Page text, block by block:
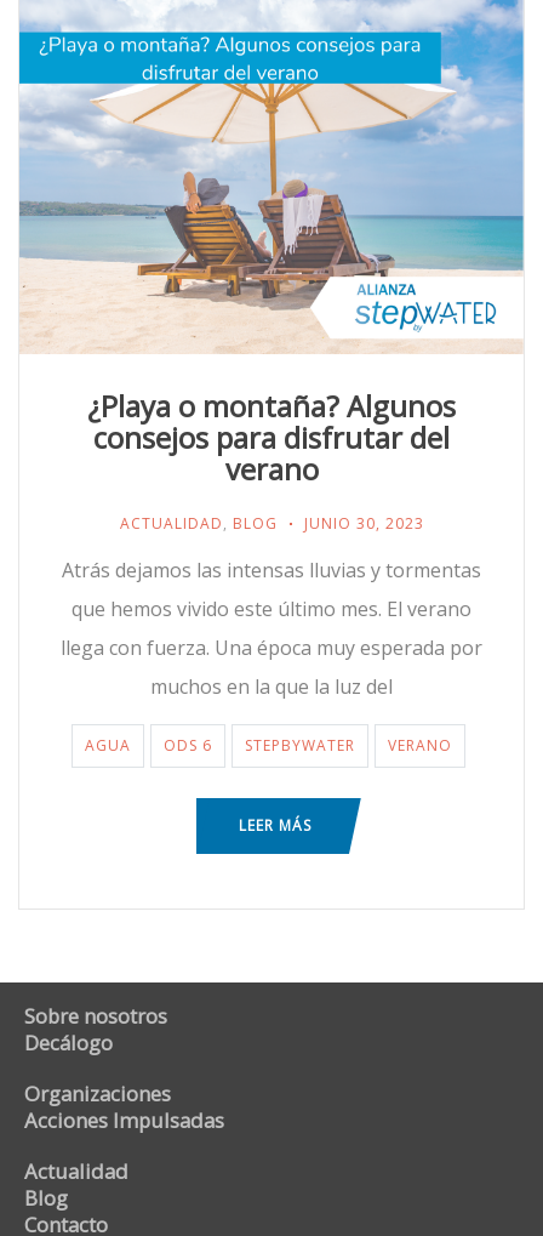
¿Playa o montaña? Algunos
consejos para disfrutar del
verano
ACTUALIDAD, BLOG JUNIO 30, 2023
Atrás dejamos las intensas lluvias y tormentas
que hemos vivido este último mes. El verano
llega con fuerza. Una época muy esperada por
muchos en la que la luz del
AGUA ODS 6 STEPBYWATER VERANO
LEER MÁS
Sobre nosotros
Decálogo
Organizaciones
Acciones Impulsadas
Actualidad
Blog
Contacto